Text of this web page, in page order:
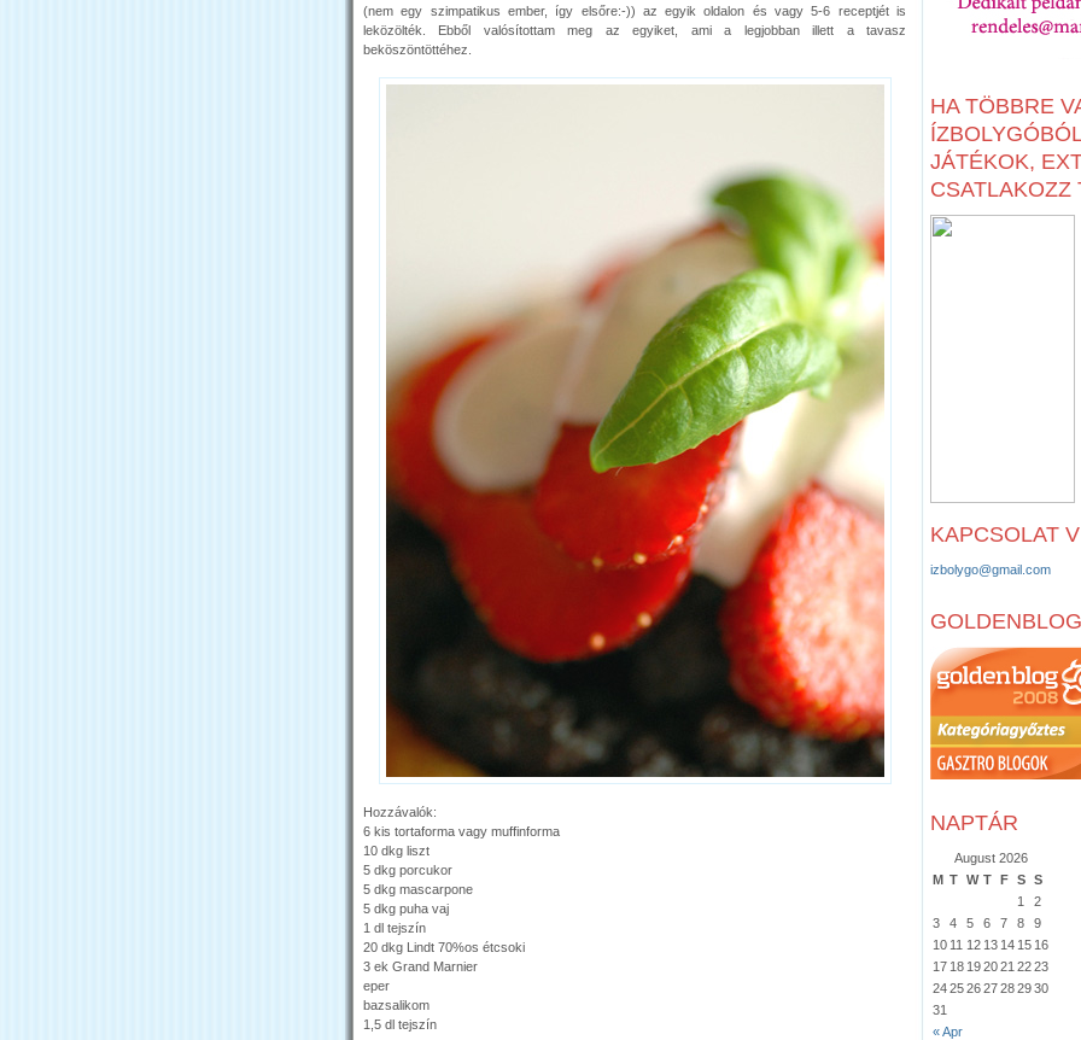
(nem egy szimpatikus ember, így elsőre:-)) az egyik oldalon és vagy 5-6 receptjét is
leközölték. Ebből valósítottam meg az egyiket, ami a legjobban illett a tavasz
beköszöntöttéhez.
Hozzávalók:
6 kis tortaforma vagy muffinforma
10 dkg liszt
5 dkg porcukor
5 dkg mascarpone
5 dkg puha vaj
1 dl tejszín
20 dkg Lindt 70%os étcsoki
3 ek Grand Marnier
eper
bazsalikom
1,5 dl tejszín
HA TÖBBRE
JÁTÉKOK,
CSATLAKOZZ
KAPCSOLAT
izbolygo@gmail.com
GOLDENBLOG
NAPTÁR
August 2026
M T W T F S S
« Apr
1
2
3
4 5 6 7 8
9
10 11 12 13 14 15 16
17 18 192021 2223
24252627282930
31